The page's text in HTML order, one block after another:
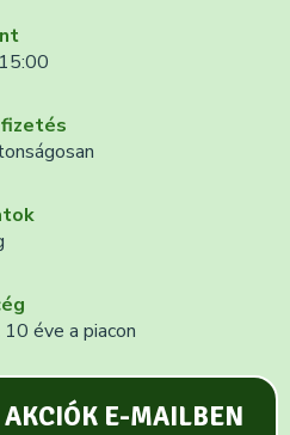
éve a piacon
AKCIÓK E-MAILBEN